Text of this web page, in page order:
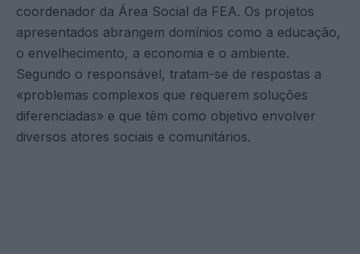
coordenador da Área Social da FEA. Os projetos
apresentados abrangem domínios como a educação,
o envelhecimento, a economia e o ambiente.
Segundo o responsável, tratam-se de respostas a
«problemas complexos que requerem soluções
diferenciadas» e que têm como objetivo envolver
diversos atores sociais e comunitários.